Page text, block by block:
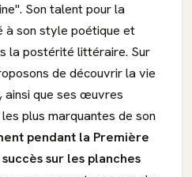
Son talent pour la
à son style poétique et
la postérité littéraire. Sur
de découvrir la vie
ainsi que ses œuvres
plus marquantes de son
pendant la Première
sur les planches